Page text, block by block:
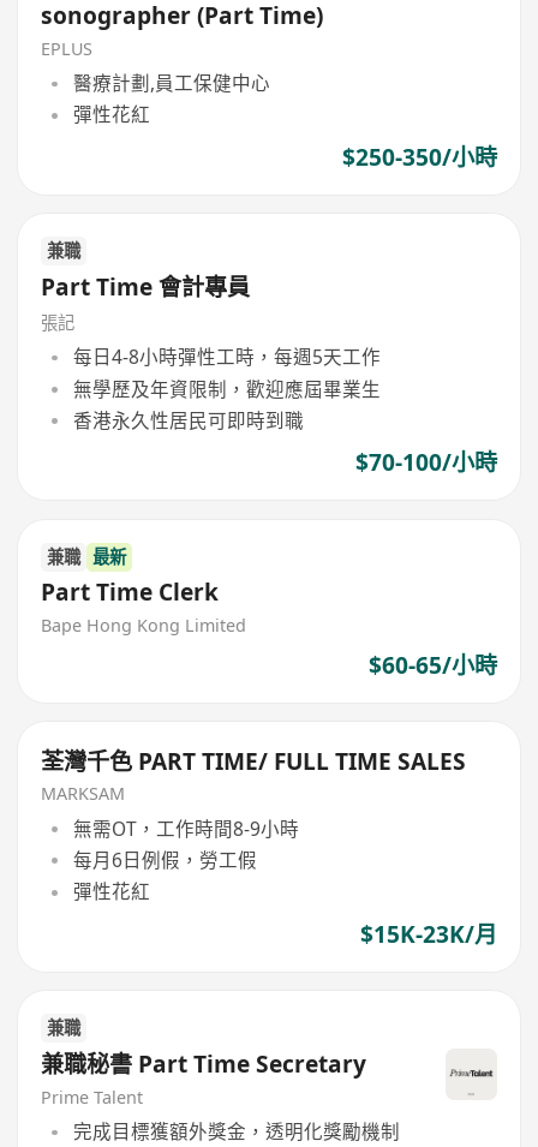
sonographer (Part Time)
EPLUS
醫療計劃,員工保健中心
彈性花紅
$250-350/小時
兼職
Part Time 會計專員
張記
每日4-8小時彈性工時，每週5天工作
無學歷及年資限制，歡迎應屆畢業生
香港永久性居民可即時到職
$70-100/小時
兼職 最新
Part Time Clerk
Bape Hong Kong Limited
$60-65/小時
荃灣千色 PART TIME/ FULL TIME SALES
MARKSAM
無需OT，工作時間8-9小時
每月6日例假，勞工假
彈性花紅
$15K-23K/月
兼職
兼職秘書 Part Time Secretary
Prime Talent
完成目標獲額外獎金，透明化獎勵機制